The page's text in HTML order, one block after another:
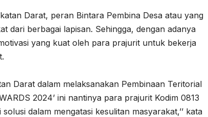
Darat, peran Bintara Pembina Desa atau yang
dari berbagai lapisan. Sehingga, dengan adanya
yang kuat oleh para prajurit untuk bekerja
Darat dalam melaksanakan Pembinaan Teritorial
2024’ ini nantinya para prajurit Kodim 0813
dalam mengatasi kesulitan masyarakat,’’ kata